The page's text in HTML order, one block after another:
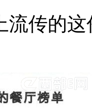
流传的这